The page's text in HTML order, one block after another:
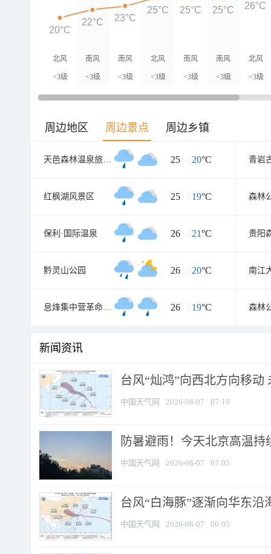
北风
<3级
南风
<3级
南风
<3级
北风
<3级
南风
<3级
南风
<3级
北风
<3级
20°C
22°C 23°C
25°C 25°C 25°C 26°C
周边地区 周边景点 周边乡镇
天邑森林温泉旅游渡假中心 25 / 20°C 青岩
红枫湖风景区 25 / 19°C 森林
保利·国际温泉 26 / 21°C
黔灵山公园 26 / 20°C 南江
息烽集中营革命历史纪念馆 26 / 19°C 森林
新闻资讯
台风“灿鸿”向西北方向移动
中国天气网 2026-08-07 07:19
防暑避雨！今天北京高温
中国天气网 2026-08-07 07:05
台风“白海豚”逐渐向华东沿
中国天气网 2026-08-07 06:05